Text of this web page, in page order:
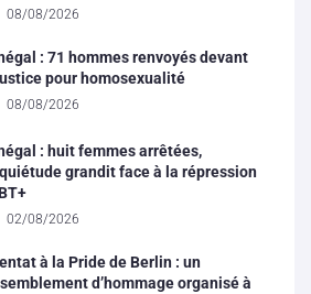
08/08/2026
: 71 hommes renvoyés devant
pour homosexualité
08/08/2026
: huit femmes arrêtées,
grandit face à la répression
02/08/2026
à la Pride de Berlin : un
d’hommage organisé à